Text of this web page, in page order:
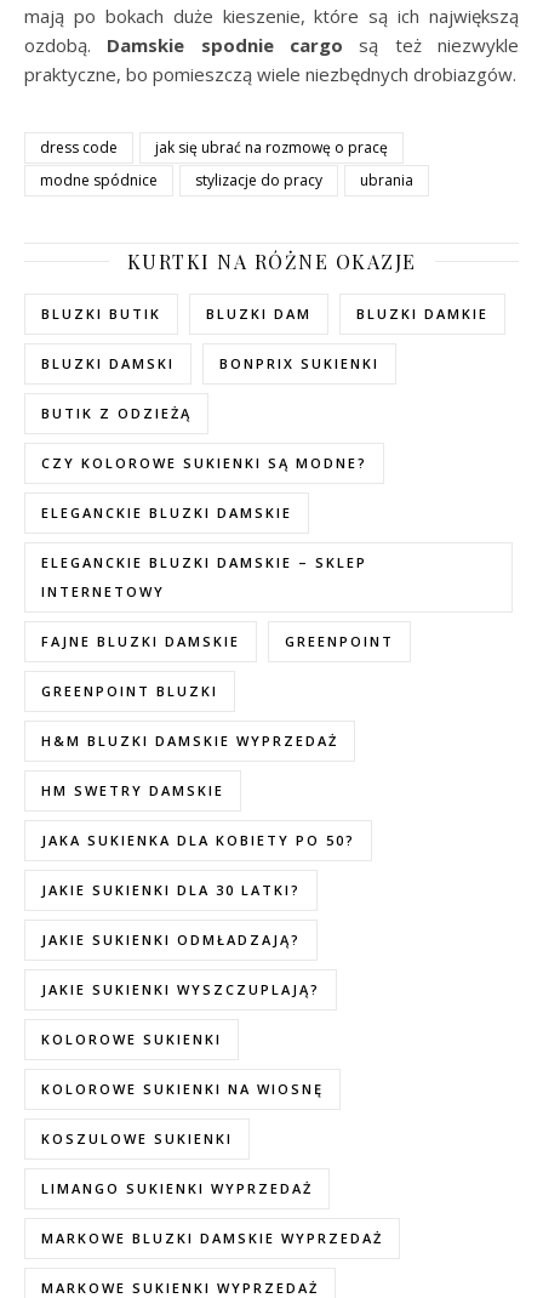
mają po bokach duże kieszenie, które są ich największą
ozdobą. Damskie spodnie cargo są też niezwykle
praktyczne, bo pomieszczą wiele niezbędnych drobiazgów.
dress code
jak się ubrać na rozmowę o pracę
modne spódnice
stylizacje do pracy ubrania
KURTKI NA RÓŻNE OKAZJE
BLUZKI BUTIK BLUZKI DAM BLUZKI DAMKIE
BLUZKI DAMSKI BONPRIX SUKIENKI
BUTIK Z ODZIEŻĄ
CZY KOLOROWE SUKIENKI SĄ MODNE?
ELEGANCKIE BLUZKI DAMSKIE
ELEGANCKIE BLUZKI DAMSKIE – SKLEP
INTERNETOWY
FAJNE BLUZKI DAMSKIE GREENPOINT
GREENPOINT BLUZKI
H&M BLUZKI DAMSKIE WYPRZEDAŻ
HM SWETRY DAMSKIE
JAKA SUKIENKA DLA KOBIETY PO 50?
JAKIE SUKIENKI DLA 30 LATKI?
JAKIE SUKIENKI ODMŁADZAJĄ?
JAKIE SUKIENKI WYSZCZUPLAJĄ?
KOLOROWE SUKIENKI
KOLOROWE SUKIENKI NA WIOSNĘ
KOSZULOWE SUKIENKI
LIMANGO SUKIENKI WYPRZEDAŻ
MARKOWE BLUZKI DAMSKIE WYPRZEDAŻ
MARKOWE SUKIENKI WYPRZEDAŻ